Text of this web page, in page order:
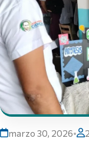
marzo 30, 2026•